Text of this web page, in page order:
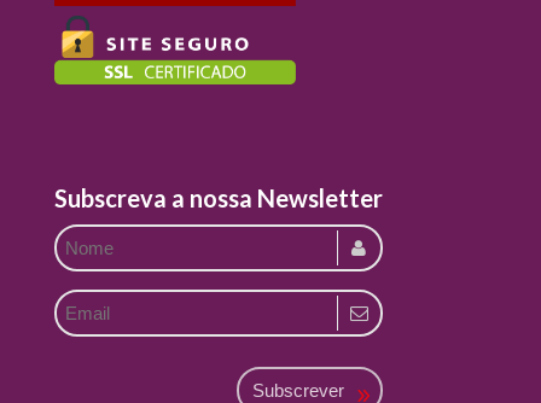
Subscreva a nossa Newsletter
Subscrever